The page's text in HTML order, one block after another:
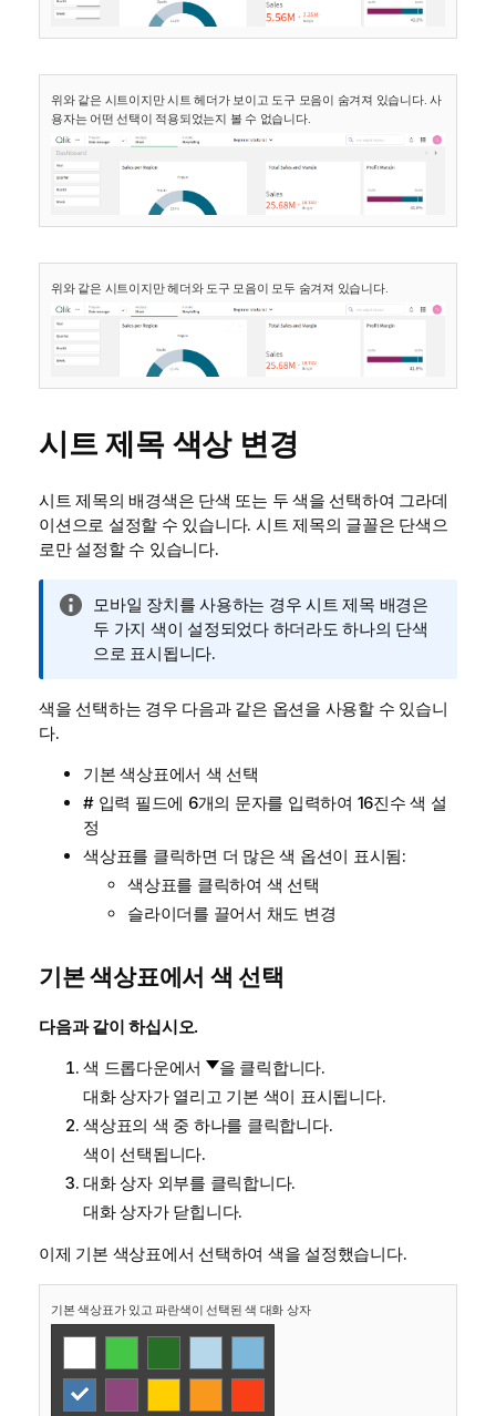
위와 같은 시트이지만 시트 헤더가 보이고 도구 모음이 숨겨져 있습니다. 사
용자는 어떤 선택이 적용되었는지 볼 수 없습니다.
위와 같은 시트이지만 헤더와 도구 모음이 모두 숨겨져 있습니다.
시트 제목 색상 변경
시트 제목의 배경색은 단색 또는 두 색을 선택하여 그라데
이션으로 설정할 수 있습니다. 시트 제목의 글꼴은 단색으
로만 설정할 수 있습니다.
정
보
메
모바일 장치를 사용하는 경우 시트 제목 배경은
두 가지 색이 설정되었다 하더라도 하나의 단색
으로 표시됩니다.
색을 선택하는 경우 다음과 같은 옵션을 사용할 수 있습니
다.
기본 색상표에서 색 선택
#입력 필드에 6개의 문자를 입력하여 16진수 색 설
정
색상표를 클릭하면 더 많은 색 옵션이 표시됨:
색상표를 클릭하여 색 선택
슬라이더를 끌어서 채도 변경
기본 색상표에서 색 선택
다음과 같이 하십시오.
색 드롭다운에서
을 클릭합니다.
대화 상자가 열리고 기본 색이 표시됩니다.
색상표의 색 중 하나를 클릭합니다.
색이 선택됩니다.
대화 상자 외부를 클릭합니다.
대화 상자가 닫힙니다.
이제 기본 색상표에서 선택하여 색을 설정했습니다.
기본 색상표가 있고 파란색이 선택된 색 대화 상자